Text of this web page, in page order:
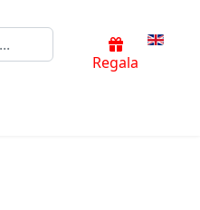
Regala